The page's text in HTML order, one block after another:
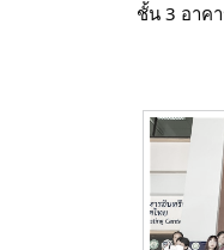
ชั้น 3 อาค